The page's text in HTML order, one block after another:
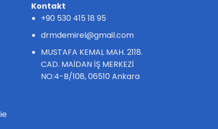
Kontakt
+90 530 415 18 95
drmdemirel@gmail.com
MUSTAFA KEMAL MAH. 2118.
CAD. MAİDAN İŞ MERKEZİ
NO:4-B/108, 06510 Ankara